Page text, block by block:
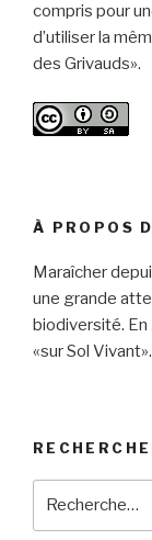
compris pour
d’utiliser la
des Grivauds».
À PROPOS
Maraîcher
une grande
biodiversité. En
«sur Sol